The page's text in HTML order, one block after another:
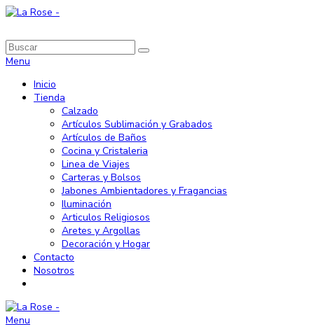
Menu
Inicio
Tienda
Calzado
Artículos Sublimación y Grabados
Artículos de Baños
Cocina y Cristaleria
Linea de Viajes
Carteras y Bolsos
Jabones Ambientadores y Fragancias
Iluminación
Articulos Religiosos
Aretes y Argollas
Decoración y Hogar
Contacto
Nosotros
Menu